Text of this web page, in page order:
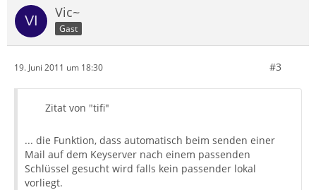
Vic~
Gast
19. Juni 2011 um 18:30 #3
Zitat von "tifi"
... die Funktion, dass automatisch beim senden einer
Mail auf dem Keyserver nach einem passenden
Schlüssel gesucht wird falls kein passender lokal
vorliegt.